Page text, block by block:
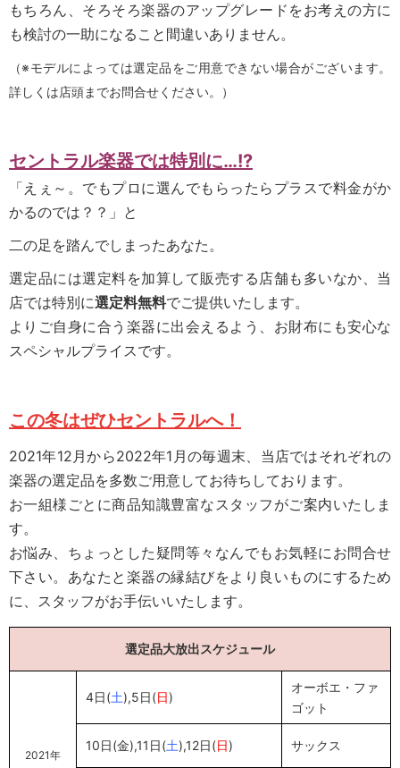
もちろん、そろそろ楽器のアップグレードをお考えの方に
も検討の一助になること間違いありません。
（※モデルによっては選定品をご用意できない場合がございます。
詳しくは店頭までお問合せください。）
セントラル楽器では特別に…!?
「えぇ～。でもプロに選んでもらったらプラスで料金がか
かるのでは？？」と
二の足を踏んでしまったあなた。
選定品には選定料を加算して販売する店舗も多いなか、当
店では特別に選定料無料でご提供いたします。
よりご自身に合う楽器に出会えるよう、お財布にも安心な
スペシャルプライスです。
この冬はぜひセントラルへ！
2021年12月から2022年1月の毎週末、当店ではそれぞれの
楽器の選定品を多数ご用意してお待ちしております。
お一組様ごとに商品知識豊富なスタッフがご案内いたしま
す。
お悩み、ちょっとした疑問等々なんでもお気軽にお問合せ
下さい。あなたと楽器の縁結びをより良いものにするため
に、スタッフがお手伝いいたします。
選定品大放出スケジュール
2021年
4日(土),5日(日)
オーボエ・ファ
ゴット
10日(金),11日(土),12日(日) サックス